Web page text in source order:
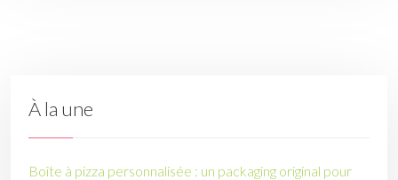
À la une
Boîte à pizza personnalisée : un packaging original pour